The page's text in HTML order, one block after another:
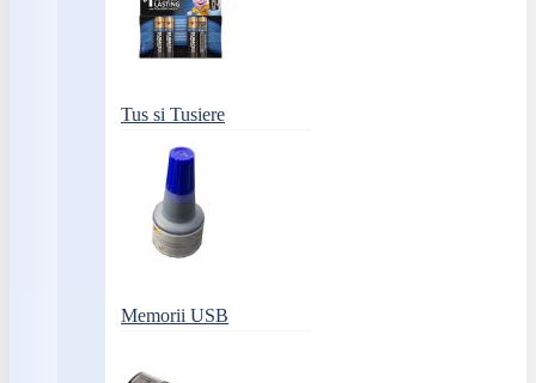
Tus si Tusiere
Memorii USB